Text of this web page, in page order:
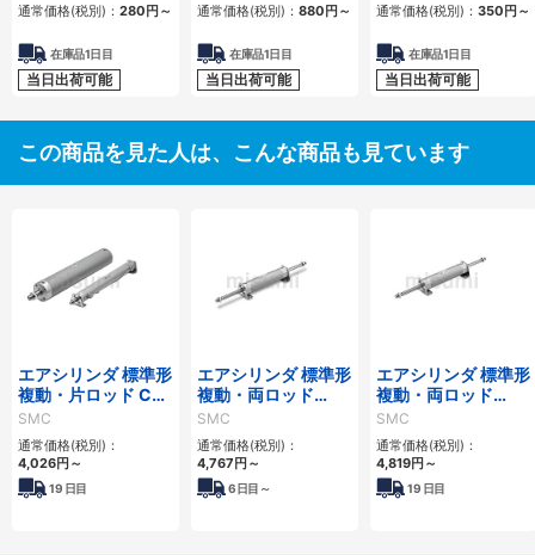
通常価格(税別)： 280 円 ～
在庫品1日目
当日出荷可能
通常価格(税別)： 880 円 ～
在庫品1日目
当日出荷可能
通常価格(税別)： 350 円 ～
在庫品1日目
当日出荷可能
この商品を見た人は、こんな商品も見ています
エアシリンダ 標準形
複動・片ロッド CG1
シリーズ エアハイド
ロタイプ
SMC
通常価格(税別)：
4,026円 ～
19 日目
エアシリンダ 標準形
複動・両ロッド
CG1Wシリーズ
SMC
通常価格(税別)：
4,767 円 ～
6日目～
エアシリンダ 標準形
複動・両ロッド
CG1Wシリーズ エ
アハイドロタイプ
SMC
通常価格(税別)：
4,819円 ～
19 日目